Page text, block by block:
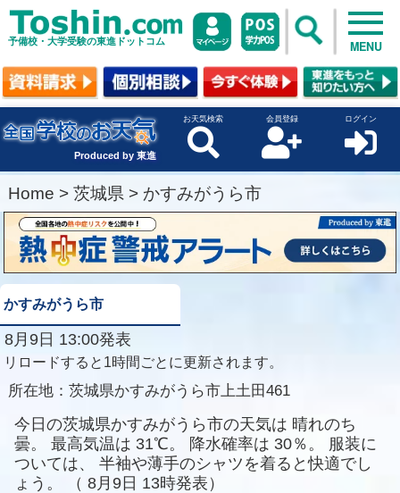
予備校・大学受験の東進ドットコム MENU
Produced by 東進
お天気検索 会員登録 ログイン
Home > 茨城県 > かすみがうら市
かすみがうら市
8月9日 13:00発表
リロードすると1時間ごとに更新されます。
所在地： 茨城県かすみがうら市上土田461
今日の茨城県かすみがうら市の天気は 晴れのち
曇。
最高気温は 31℃。 降水確率は 30％。
服装に
ついては、
半袖や薄手のシャツを着ると快適でし
ょう。
（ 8月9日 13時発表）